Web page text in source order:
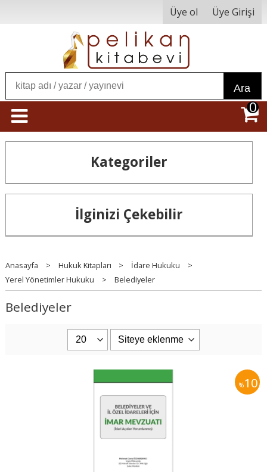
Üye ol Üye Girişi
Ara
0
Kategoriler
İlginizi Çekebilir
Anasayfa > Hukuk Kitapları > İdare Hukuku
>
Yerel Yönetimler Hukuku
> Belediyeler
Belediyeler
%10